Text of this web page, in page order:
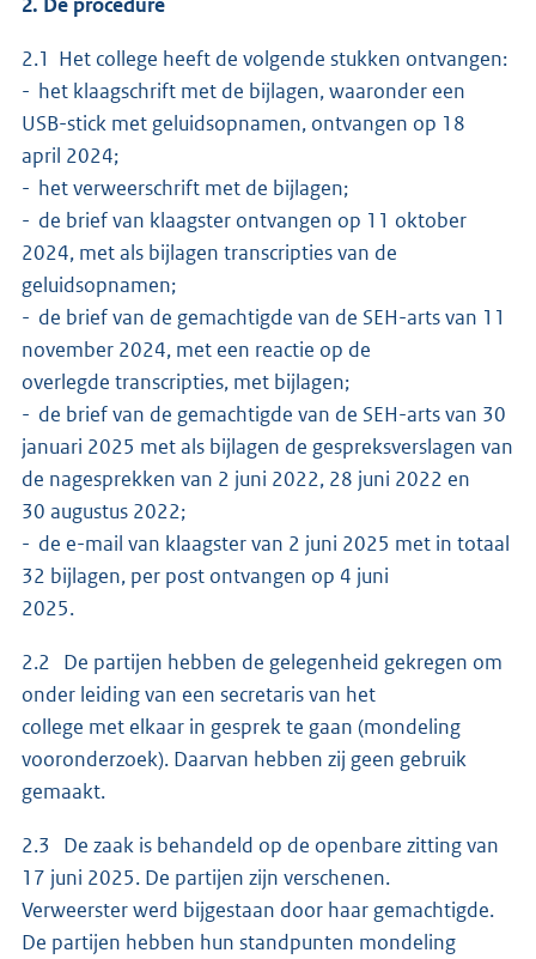
2.1 Het college heeft de volgende stukken ontvangen:
- het klaagschrift met de bijlagen, waaronder een
USB-stick met geluidsopnamen, ontvangen op 18
april 2024;
- het verweerschrift met de bijlagen;
- de brief van klaagster ontvangen op 11 oktober
2024, met als bijlagen transcripties van de
geluidsopnamen;
- de brief van de gemachtigde van de SEH-arts van 11
november 2024, met een reactie op de
overlegde transcripties, met bijlagen;
- de brief van de gemachtigde van de SEH-arts van 30
januari 2025 met als bijlagen de gespreksverslagen van
de nagesprekken van 2 juni 2022, 28 juni 2022 en
30 augustus 2022;
- de e-mail van klaagster van 2 juni 2025 met in totaal
32 bijlagen, per post ontvangen op 4 juni
2025.
2.2 De partijen hebben de gelegenheid gekregen om
onder leiding van een secretaris van het
college met elkaar in gesprek te gaan (mondeling
vooronderzoek). Daarvan hebben zij geen gebruik
gemaakt.
2.3 De zaak is behandeld op de openbare zitting van
17 juni 2025. De partijen zijn verschenen.
Verweerster werd bijgestaan door haar gemachtigde.
De partijen hebben hun standpunten mondeling